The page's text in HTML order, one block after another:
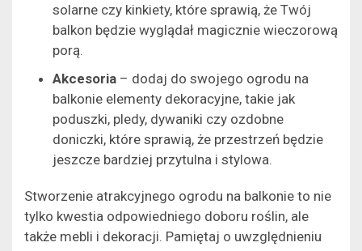
solarne czy kinkiety, które sprawią, że Twój
balkon będzie wyglądał magicznie wieczorową
porą.
Akcesoria – dodaj do swojego ogrodu na
balkonie elementy dekoracyjne, takie jak
poduszki, pledy, dywaniki czy ozdobne
doniczki, które sprawią, że przestrzeń będzie
jeszcze bardziej przytulna i stylowa.
Stworzenie atrakcyjnego ogrodu na balkonie to nie
tylko kwestia odpowiedniego doboru roślin, ale
także mebli i dekoracji. Pamiętaj o uwzględnieniu